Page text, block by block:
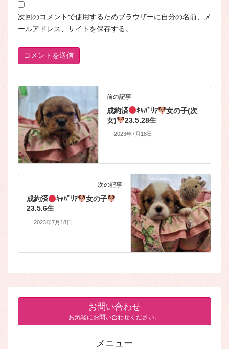
次回のコメントで使用するためブラウザーに自分の名前、メ
ールアドレス、サイトを保存する。
前の記事
成約済 ｷｬﾊﾞﾘｱ
女の子(次
女)
23.5.28生
2023年7月18日
次の記事
成約済 ｷｬﾊﾞﾘｱ
女の子
23.5.6生
2023年7月18日
お問い合わせ
お気軽にお問い合わせください。
メニュー